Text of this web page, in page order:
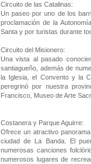
Circuito de las Catalinas:
Un paseo por uno de los
proclamación de la
Santa y por turistas durante
Circuito del Misionero:
Una vista al pasado
santiagueño, además de
la Iglesia, el Convento y la
peregrinó por nuestra
Francisco, Museo de Arte
Costanera y Parque Aguirre:
Ofrece un atractivo
ciudad de La Banda. El
numerosas canciones
numerosos lugares de